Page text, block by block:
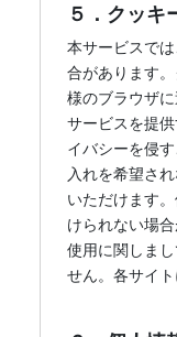
５．クッキ
本サービスで
合があります
様のブラウザ
サービスを提
イバシーを侵
入れを希望さ
いただけます
けられない場
使用に関しま
せん。各サイト